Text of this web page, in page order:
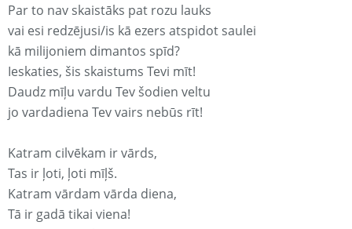
Par to nav skaistāks pat rozu lauks
vai esi redzējusi/is kā ezers atspidot saulei
kā milijoniem dimantos spīd?
Ieskaties, šis skaistums Tevi mīt!
Daudz mīļu vardu Tev šodien veltu
jo vardadiena Tev vairs nebūs rīt!
Katram cilvēkam ir vārds,
Tas ir ļoti, ļoti mīļš.
Katram vārdam vārda diena,
Tā ir gadā tikai viena!